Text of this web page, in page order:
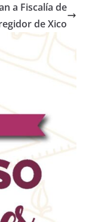
a Fiscalía de
de Xico